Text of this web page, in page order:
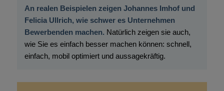
An realen Beispielen zeigen Johannes Imhof und
Felicia Ullrich, wie schwer es Unternehmen
Bewerbenden machen. Natürlich zeigen sie auch,
wie Sie es einfach besser machen können: schnell,
einfach, mobil optimiert und aussagekräftig.